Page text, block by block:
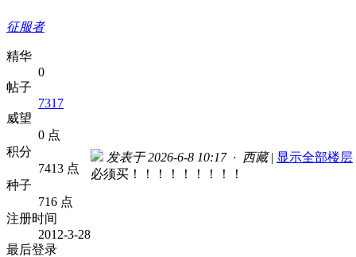
征服者
精华
0
帖子
7317
威望
0 点
积分
7413 点
种子
716 点
注册时间
2012-3-28
最后登录
发表于 2026-6-8 10:17 · 西藏 | 显示全部楼层
必须买！！！！！！！！！